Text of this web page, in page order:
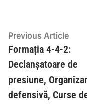
Post
navigation
Previous Article
Formația 4-4-2:
Declanșatoare de
presiune,
defensivă, Curse